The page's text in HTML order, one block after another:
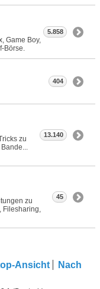
Game Boy,
Börse.
5.858
404
zu
13.140
zu
Filesharing,
45
Ansicht
Nach